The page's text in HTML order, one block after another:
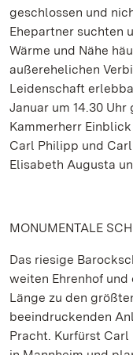
geschlossen und
Ehepartner suchten
Wärme und Nähe
außerehelichen
Leidenschaft
Januar um 14.30
Kammerherr
Carl Philipp und
Elisabeth Augusta
MONUMENTALE
Das riesige
weiten Ehrenhof
Länge zu den
beeindruckenden
Pracht. Kurfürst Carl